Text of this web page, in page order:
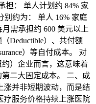
担： 单人计划约 84% 家
别约为： 单人 16% 家庭
需承担约 600 美元以上
Deductible）、共付额
）等自付成本。 对
）企业而言，这意味着
二大固定成本。 二、成
涨并非短期波动，而是结
疗服务价格持续上涨医院